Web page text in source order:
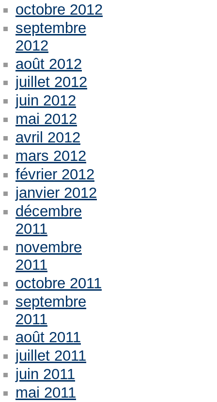
octobre 2012
septembre
2012
août 2012
juillet 2012
juin 2012
mai 2012
avril 2012
mars 2012
février 2012
janvier 2012
décembre
2011
novembre
2011
octobre 2011
septembre
2011
août 2011
juillet 2011
juin 2011
mai 2011